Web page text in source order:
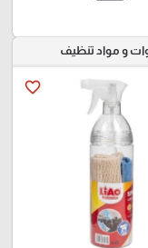
و مواد تنظيف
favorite_border